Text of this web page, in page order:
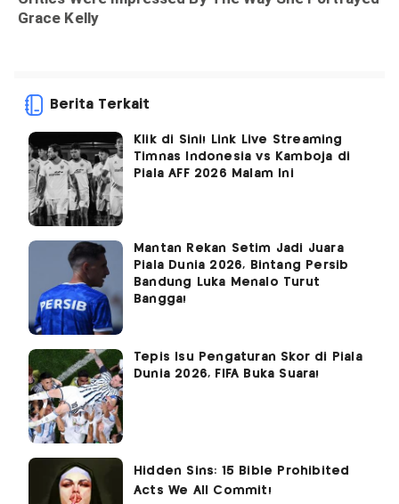
Berita Terkait
Klik di Sini! Link Live Streaming
Timnas Indonesia vs Kamboja di
Piala AFF 2026 Malam Ini
Mantan Rekan Setim Jadi Juara
Piala Dunia 2026, Bintang Persib
Bandung Luka Menalo Turut
Bangga!
Tepis Isu Pengaturan Skor di Piala
Dunia 2026, FIFA Buka Suara!